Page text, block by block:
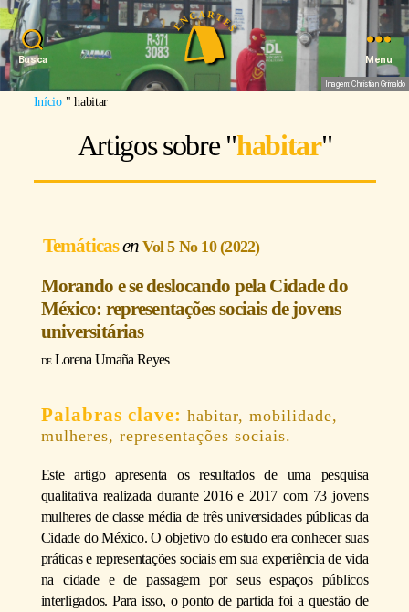
Busca Menu
Imagem: Christian Grimaldo
Início"habitar
Artigos sobre "habitar"
Temáticas Vol 5 No 10 (2022)
Morando e se deslocando pela Cidade do
México: representações sociais de jovens
universitárias
Lorena Umaña Reyes
habitar, mobilidade,
mulheres, representações sociais.
Este artigo apresenta os resultados de uma pesquisa
qualitativa realizada durante 2016 e 2017 com 73 jovens
mulheres de classe média de três universidades públicas da
Cidade do México. O objetivo do estudo era conhecer suas
práticas e representações sociais em sua experiência de vida
na cidade e de passagem por seus espaços públicos
interligados. Para isso, o ponto de partida foi a questão de